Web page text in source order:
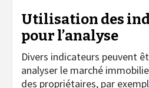
Utilisation des
pour l’analyse
Divers indicateurs peuvent
analyser le marché
des propriétaires, par